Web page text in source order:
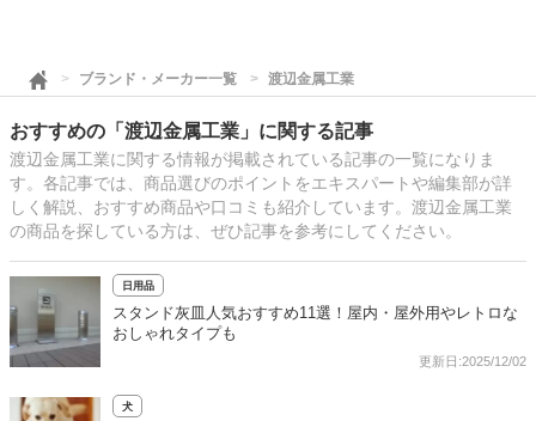
ブランド・メーカー一覧 渡辺金属工業
おすすめの「渡辺金属工業」に関する記事
渡辺金属工業に関する情報が掲載されている記事の一覧になりま
す。各記事では、商品選びのポイントをエキスパートや編集部が詳
しく解説、おすすめ商品や口コミも紹介しています。渡辺金属工業
の商品を探している方は、ぜひ記事を参考にしてください。
日用品
スタンド灰皿人気おすすめ11選！屋内・屋外用やレトロな
おしゃれタイプも
更新日:2025/12/02
犬